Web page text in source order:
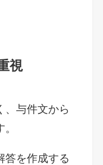
視
、与件文から
答を作成する